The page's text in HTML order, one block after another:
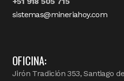
sistemas@mineriahoy.com
OFICINA:
Jirón Tradición 353, Santiago